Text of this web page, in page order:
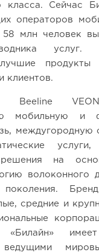
класса. Сейчас
операторов
млн человек
лучшие
клиентов.
Beeline VEON
мобильную и
междугородную
на
волоконного
поколения.
средние и
имеет